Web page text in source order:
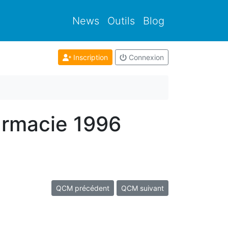
News Outils Blog
Inscription Connexion
1996
QCM précédent QCM suivant